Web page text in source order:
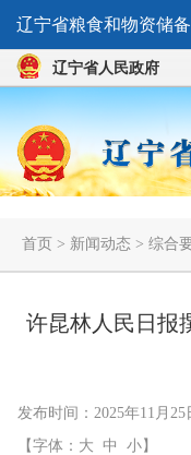
辽宁省人民政府
辽宁省粮食和物资储
首页 > 新闻动态 > 综合
许昆林人民日报
发布时间：2025年11月25
【字体： 大 中 小】